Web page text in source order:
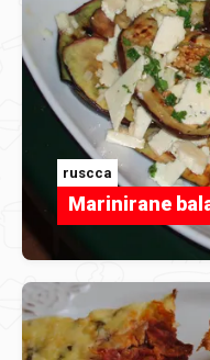
ruscca
Marinirane